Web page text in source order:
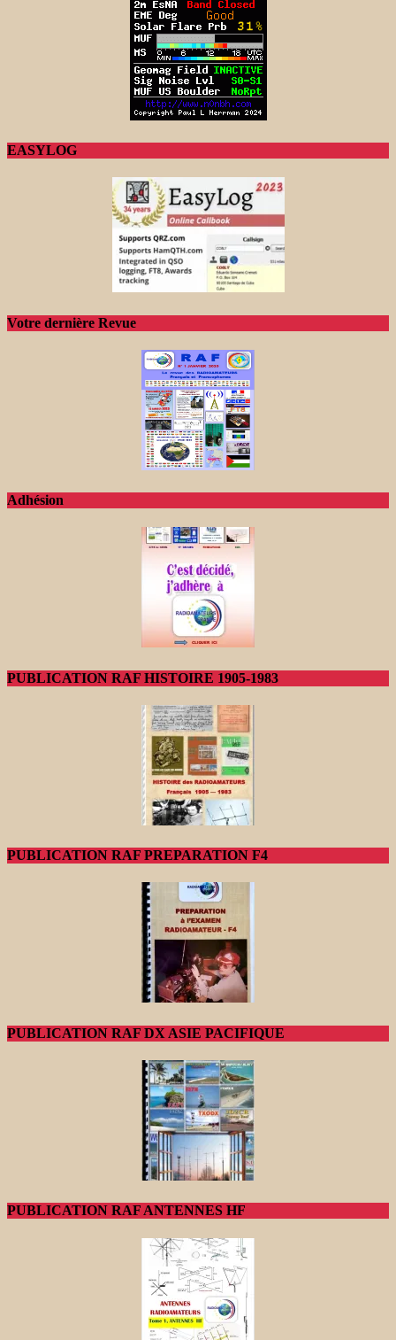
EASYLOG
Votre dernière Revue
Adhésion
PUBLICATION RAF HISTOIRE 1905-1983
PUBLICATION RAF PREPARATION F4
PUBLICATION RAF DX ASIE PACIFIQUE
PUBLICATION RAF ANTENNES HF